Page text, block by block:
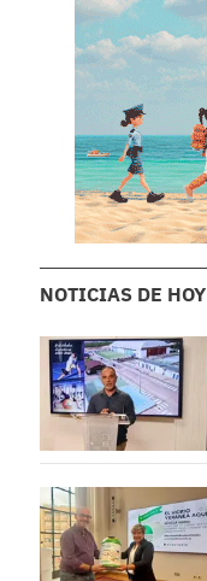
NOTICIAS DE HOY